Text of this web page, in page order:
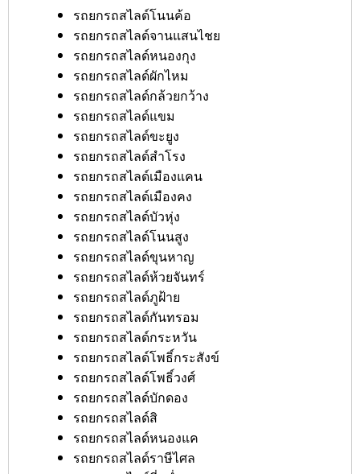
รถยกรถสไลด์โนนค้อ
รถยกรถสไลด์จานแสนไชย
รถยกรถสไลด์หนองกุง
รถยกรถสไลด์ผักไหม
รถยกรถสไลด์กล้วยกว้าง
รถยกรถสไลด์แขม
รถยกรถสไลด์ขะยูง
รถยกรถสไลด์สำโรง
รถยกรถสไลด์เมืองแคน
รถยกรถสไลด์เมืองคง
รถยกรถสไลด์บัวหุ่ง
รถยกรถสไลด์โนนสูง
รถยกรถสไลด์ขุนหาญ
รถยกรถสไลด์ห้วยจันทร์
รถยกรถสไลด์ภูฝ้าย
รถยกรถสไลด์กันทรอม
รถยกรถสไลด์กระหวัน
รถยกรถสไลด์โพธิ์กระสังข์
รถยกรถสไลด์โพธิ์วงศ์
รถยกรถสไลด์บักดอง
รถยกรถสไลด์สิ
รถยกรถสไลด์หนองแค
รถยกรถสไลด์ราษีไศล